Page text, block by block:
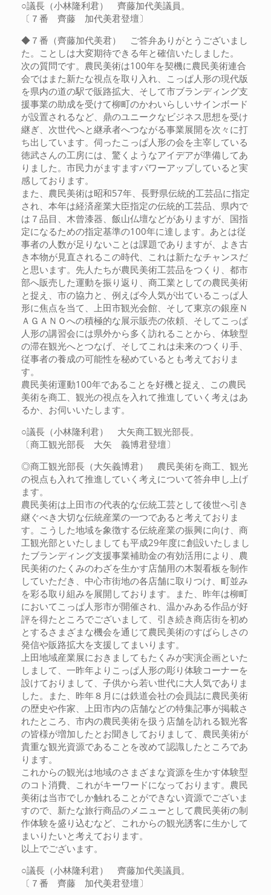
○議長（小林隆利君） 齊藤加代美議員。
〔７番 齊藤 加代美君登壇〕
◆７番（齊藤加代美君） ご答弁ありがとうございまし
た。ことしは大変期待できる年と確信いたしました。
次の質問です。農民美術は100年を契機に農民美術連合
会ではまた新たな視点を取り入れ、こっぱ人形の現代版
を県内の道の駅で販路拡大、そして市ブランディング支
援事業の助成を受けて柳町のかわいらしいサインボード
が設置されるなど、鼎のユニークなビジネス思想を受け
継ぎ、次世代へと継承者へつながる事業展開を次々に打
ち出しています。伺ったこっぱ人形の会を主宰している
徳武さんの工房には、驚くようなアイデアが準備してあ
りました。市民力がますますパワーアップしていると実
感しております。
また、農民美術は昭和57年、長野県伝統的工芸品に指定
され、本年は経済産業大臣指定の伝統的工芸品、県内で
は７品目、木曾漆器、飯山仏壇などがありますが、国指
定になるための指定基準の100年に達します。あとは従
事者の人数が足りないことは課題でありますが、よき古
き本物が見直されるこの時代、これは新たなチャンスだ
と思います。先人たちが農民美術工芸品をつくり、都市
部へ販売した運動を振り返り、商工業としての農民美術
と捉え、市の協力と、例えば今人気が出ているこっぱ人
形に焦点を当て、上田市観光会館、そして東京の銀座Ｎ
ＡＧＡＮＯへの積極的な展示販売の依頼、そしてこっぱ
人形の講習会には県外から多く訪れることから、体験型
の滞在観光へとつなげ、そしてこれは未来のつくり手、
従事者の養成の可能性を秘めているとも考えておりま
す。
農民美術運動100年であることを好機と捉え、この農民
美術を商工、観光の視点を入れて推進していく考えはあ
るか、お伺いいたします。
○議長（小林隆利君） 大矢商工観光部長。
〔商工観光部長 大矢 義博君登壇〕
◎商工観光部長（大矢義博君） 農民美術を商工、観光
の視点も入れて推進していく考えについて答弁申し上げ
ます。
農民美術は上田市の代表的な伝統工芸として後世へ引き
継ぐべき大切な伝統産業の一つであると考えておりま
す。こうした地域を象徴する伝統産業の振興に向け、商
工観光部といたしましても平成29年度に創設いたしまし
たブランディング支援事業補助金の有効活用により、農
民美術のたくみのわざを生かす店舗用の木製看板を制作
していただき、中心市街地の各店舗に取りつけ、町並み
を彩る取り組みを展開しております。また、昨年は柳町
においてこっぱ人形市が開催され、温かみある作品が好
評を得たところでございまして、引き続き商店街を初め
とするさまざまな機会を通じて農民美術のすばらしさの
発信や販路拡大を支援してまいります。
上田地域産業展におきましてもたくみが実演企画といた
しまして、一昨年よりこっぱ人形の彫り体験コーナーを
設けておりまして、子供から若い世代に大人気でありま
した。また、昨年８月には鉄道会社の会員誌に農民美術
の歴史や作家、上田市内の店舗などの特集記事が掲載さ
れたところ、市内の農民美術を扱う店舗を訪れる観光客
の皆様が増加したとお聞きしておりまして、農民美術が
貴重な観光資源であることを改めて認識したところであ
ります。
これからの観光は地域のさまざまな資源を生かす体験型
のコト消費、これがキーワードになっております。農民
美術は当市でしか触れることができない資源でございま
すので、新たな旅行商品のメニューとして農民美術の制
作体験を盛り込むなど、これからの観光誘客に生かして
まいりたいと考えております。
以上でございます。
○議長（小林隆利君） 齊藤加代美議員。
〔７番 齊藤 加代美君登壇〕